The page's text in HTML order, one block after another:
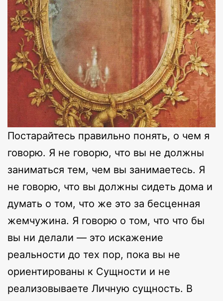
Постарайтесь правильно понять, о чем я
говорю. Я не говорю, что вы не должны
заниматься тем, чем вы занимаетесь. Я
не говорю, что вы должны сидеть дома и
думать о том, что же это за бесценная
жемчужина. Я говорю о том, что что бы
вы ни делали — это искажение
реальности до тех пор, пока вы не
ориентированы к Сущности и не
реализовываете Личную сущность. В